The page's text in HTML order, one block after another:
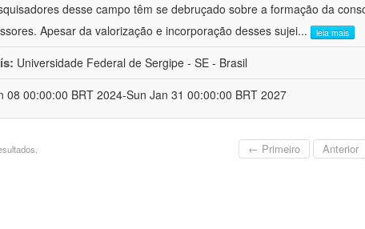
desse campo têm se debruçado sobre a formação da
Apesar da valorização e incorporação desses sujei... leia mais
Universidade Federal de Sergipe - SE - Brasil
08 00:00:00 BRT 2024-Sun Jan 31 00:00:00 BRT 2027
← Primeiro Anterior